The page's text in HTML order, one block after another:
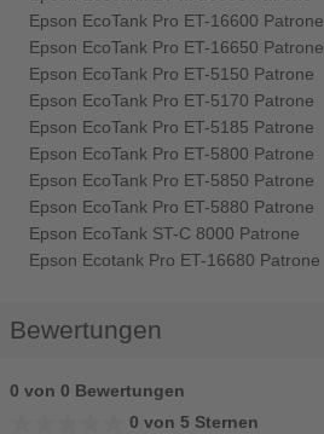
Epson EcoTank Pro ET-16600 Patrone
Epson EcoTank Pro ET-16650 Patrone
Epson EcoTank Pro ET-5150 Patrone
Epson EcoTank Pro ET-5170 Patrone
Epson EcoTank Pro ET-5185 Patrone
Epson EcoTank Pro ET-5800 Patrone
Epson EcoTank Pro ET-5850 Patrone
Epson EcoTank Pro ET-5880 Patrone
Epson EcoTank ST-C 8000 Patrone
Epson Ecotank Pro ET-16680 Patrone
Bewertungen
0 von 0 Bewertungen
0 von 5 Sternen